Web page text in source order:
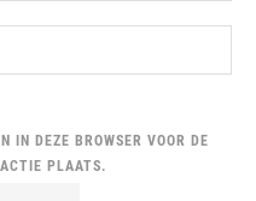
IN DEZE BROWSER VOOR DE
PLAATS.